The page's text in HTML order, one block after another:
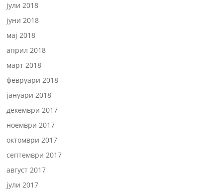
јули 2018
јуни 2018
мај 2018
април 2018
март 2018
февруари 2018
јануари 2018
декември 2017
ноември 2017
октомври 2017
септември 2017
август 2017
јули 2017